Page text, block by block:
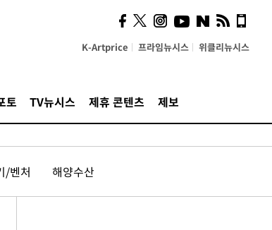
K-Artprice 프라임뉴시스 위클리뉴시스
토 TV뉴시스 제휴 콘텐츠 제보
/벤처 해양수산
의견, 국토부·LH에 충실히
전달할 것"